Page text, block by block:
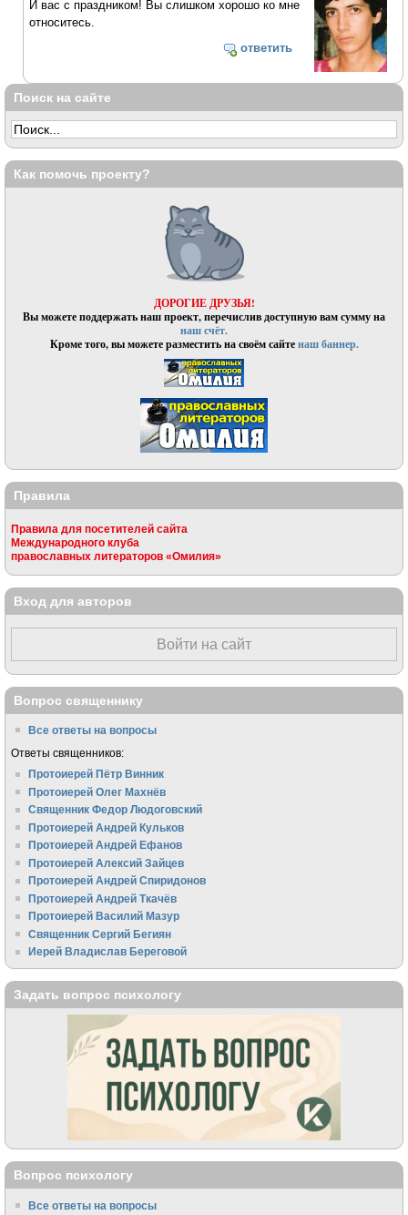
И вас с праздником! Вы слишком хорошо ко мне
относитесь.
ответить
Поиск на сайте
Как помочь проекту?
ДОРОГИЕ ДРУЗЬЯ!
Вы можете поддержать наш проект, перечислив доступную вам сумму на
наш счёт.
Кроме того, вы можете разместить на своём сайтенаш баннер.
Правила
Правила для посетителей сайта
Международного клуба
православных литераторов «Омилия»
Вход для авторов
Войти на сайт
Вопрос священнику
Все ответы на вопросы
Ответы священников:
Протоиерей Пётр Винник
Протоиерей Олег Махнёв
Священник Федор Людоговский
Протоиерей Андрей Кульков
Протоиерей Андрей Ефанов
Протоиерей Алексий Зайцев
Протоиерей Андрей Спиридонов
Протоиерей Андрей Ткачёв
Протоиерей Василий Мазур
Священник Сергий Бегиян
Иерей Владислав Береговой
Задать вопрос психологу
Вопрос психологу
Все ответы на вопросы